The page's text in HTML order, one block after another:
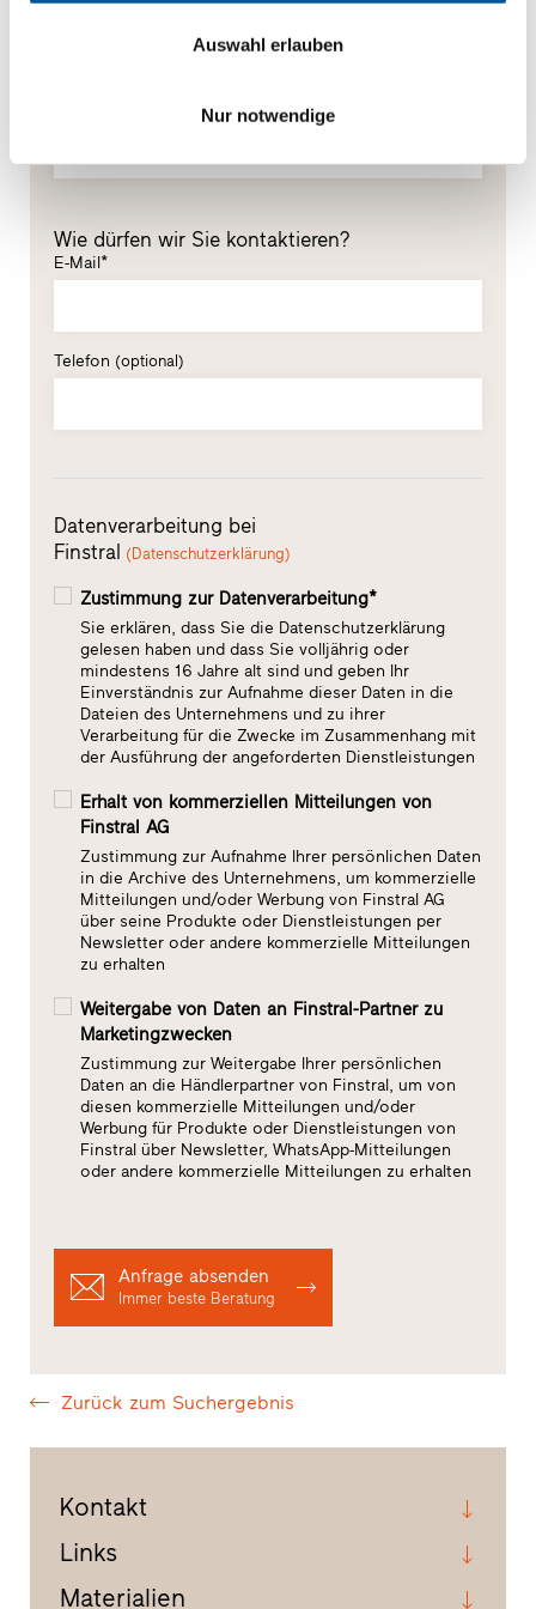
Auswahl erlauben
Nur notwendige
Wie dürfen wir Sie kontaktieren?
E-Mail*
Telefon (optional)
Datenverarbeitung bei
Finstral (Datenschutzerklärung)
Zustimmung zur Datenverarbeitung*
Sie erklären, dass Sie die Datenschutzerklärung
gelesen haben und dass Sie volljährig oder
mindestens 16 Jahre alt sind und geben Ihr
Einverständnis zur Aufnahme dieser Daten in die
Dateien des Unternehmens und zu ihrer
Verarbeitung für die Zwecke im Zusammenhang mit
der Ausführung der angeforderten Dienstleistungen
Erhalt von kommerziellen Mitteilungen von
Finstral AG
Zustimmung zur Aufnahme Ihrer persönlichen Daten
in die Archive des Unternehmens, um kommerzielle
Mitteilungen und/oder Werbung von Finstral AG
über seine Produkte oder Dienstleistungen per
Newsletter oder andere kommerzielle Mitteilungen
zu erhalten
Weitergabe von Daten an Finstral-Partner zu
Marketingzwecken
Zustimmung zur Weitergabe Ihrer persönlichen
Daten an die Händlerpartner von Finstral, um von
diesen kommerzielle Mitteilungen und/oder
Werbung für Produkte oder Dienstleistungen von
Finstral über Newsletter, WhatsApp-Mitteilungen
oder andere kommerzielle Mitteilungen zu erhalten
Anfrage absenden
Immer beste Beratung
Zurück zum Suchergebnis
Kontakt
Links
Materialien